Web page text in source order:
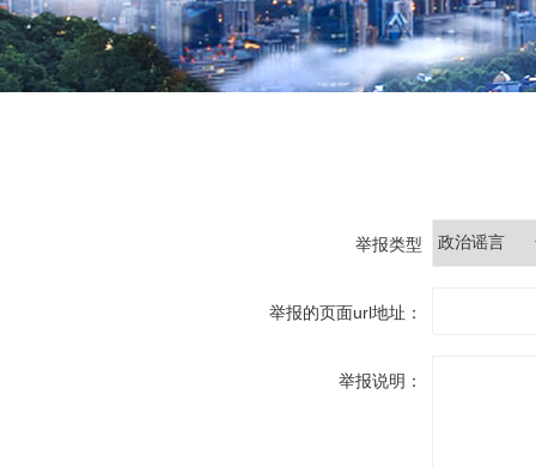
举报类型
举报的页面url地址：
举报说明：